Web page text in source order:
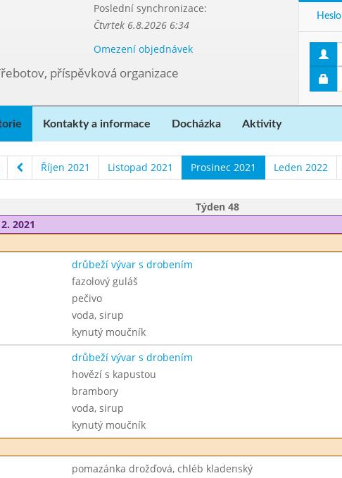
Poslední synchronizace:
Čtvrtek 6.8.2026 6:34
Omezení objednávek
příspěvková organizace
Heslo
Kontakty a informace Docházka Aktivity
Říjen 2021 Listopad 2021 Prosinec 2021 Leden 2022
Týden 48
2021
drůbeží vývar s drobením
fazolový guláš
pečivo
voda, sirup
kynutý moučník
drůbeží vývar s drobením
hovězí s kapustou
brambory
voda, sirup
kynutý moučník
pomazánka drožďová, chléb kladenský